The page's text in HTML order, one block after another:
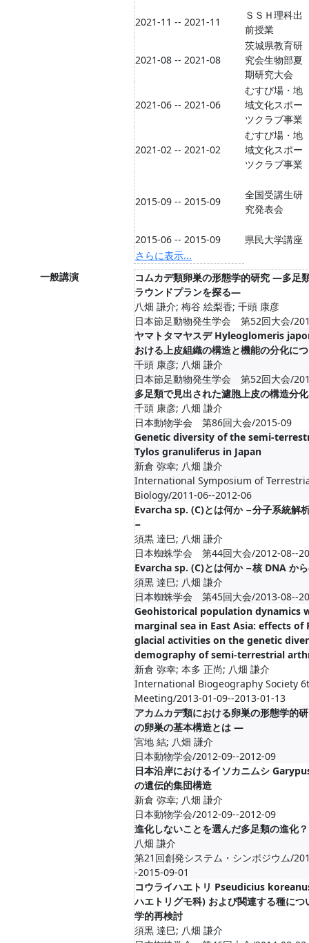
2021-11 -- 2021-11
ＳＳＨ理科出
前授業
2021-08 -- 2021-08
茨城県教育研
究会生物部夏
期研究大会
2021-06 -- 2021-06
むすび場・地
域文化スポー
ツクラブ事業
2021-02 -- 2021-02
むすび場・地
域文化スポー
ツクラブ事業
2015-09 -- 2015-09
全国受講生研
究発表会
2015-06 -- 2015-09
県民大学講座
さらに表示...
一般講演
コムカデ類卵巣の形態学的研究 ―多足
ラウンドプランを探る―
八畑 謙介; 梅谷 絵梨香; 千頭 康彦
日本節足動物発生学会 第52回大会/
ヤマトタマヤスデ Hyleoglomeris
おける上皮組織の構造と機能の分化に
千頭 康彦; 八畑 謙介
日本節足動物発生学会 第52回大会/
多足類で見出された濾胞上皮の構造分化
千頭 康彦; 八畑 謙介
日本動物学会 第86回大会/2015-09
Genetic diversity of the semi-
Tylos granuliferus in Japan
新倉 弥幸; 八畑 謙介
International Symposium of
Biology/2011-06--2012-06
Evarcha sp. (C)とは何か −分子系統解
−
須黒 達巳; 八畑 謙介
日本蜘蛛学会 第44回大会/2012-08--
Evarcha sp. (C)とは何か −核 DNA か
須黒 達巳; 八畑 謙介
日本蜘蛛学会 第45回大会/2013-08--
Geohistorical population dynamics
marginal sea in East Asia: effects of
glacial activities on the genetic
demography of semi-terrestrial
新倉 弥幸; 本多 正尚; 八畑 謙介
International Biogeography Society
Meeting/2013-01-09--2013-01-13
アカムカデ類における卵巣の形態学的
の卵巣の基本構造とは —
宮地 結; 八畑 謙介
日本動物学会/2012-09--2012-09
日本沿岸におけるイソカニムシ
の遺伝的集団構造
新倉 弥幸; 八畑 謙介
日本動物学会/2012-09--2012-09
進化しないことを選んだ多足類の進化？
八畑 謙介
第21回創発システム・シンポジウム/
-2015-09-01
コウライハエトリ Pseudicius
ハエトリグモ科) および関連する種につ
学的再検討
須黒 達巳; 八畑 謙介